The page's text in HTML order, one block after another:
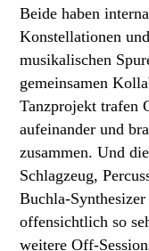
Beide haben
Konstellationen
musikalischen
gemeinsamen
Tanzprojekt trafen
aufeinander und
zusammen. Und
Schlagzeug,
Buchla-
offensichtlich so
weitere Off-